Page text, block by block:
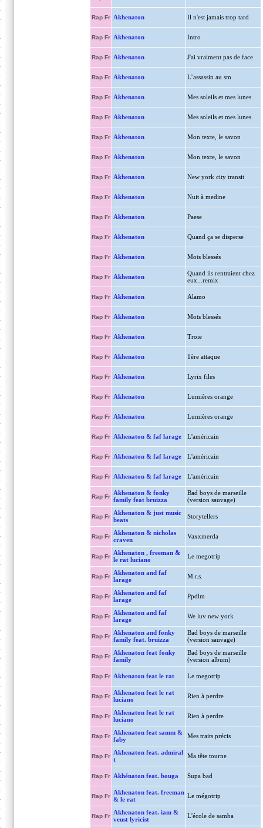
Rap Fr Akhenaton Il n'est jamais trop tard
Rap Fr Akhenaton Intro
Rap Fr Akhenaton J'ai vraiment pas de face
Rap Fr Akhenaton L’assassin au sm
Rap Fr Akhenaton Mes soleils et mes lunes
Rap Fr Akhenaton Mes soleils et mes lunes
Rap Fr Akhenaton Mon texte, le savon
Rap Fr Akhenaton Mon texte, le savon
Rap Fr Akhenaton New york city transit
Rap Fr Akhenaton Nuit à medine
Rap Fr Akhenaton Paese
Rap Fr Akhenaton Quand ça se disperse
Rap Fr Akhenaton Mots blessés
Rap Fr Akhenaton
Quand ils rentraient chez
eux...remix
Rap Fr Akhenaton Alamo
Rap Fr Akhenaton Mots blessés
Rap Fr Akhenaton Troie
Rap Fr Akhenaton 1ère attaque
Rap Fr Akhenaton Lyrix files
Rap Fr Akhenaton Lumières orange
Rap Fr Akhenaton Lumières orange
Rap Fr Akhenaton & faf larage L'américain
Rap Fr Akhenaton & faf larage L'américain
Rap Fr Akhenaton & faf larage L'américain
Rap Fr
Akhenaton & fonky
family feat bruizza
Bad boys de marseille
(version sauvage)
Rap Fr
Akhenaton & just music
beats
Storytellers
Rap Fr
Akhenaton & nicholas
craven
Vaxxmerda
Rap Fr
Akhenaton , freeman &
le rat luciano
Le megotrip
Rap Fr
Akhenaton and faf
larage
M.r.s.
Rap Fr
Akhenaton and faf
larage
Ppdlm
Rap Fr
Akhenaton and faf
larage
We luv new york
Rap Fr
Akhenaton and fonky
family feat. bruizza
Bad boys de marseille
(version sauvage)
Rap Fr
Akhenaton feat fonky
family
Bad boys de marseille
(version album)
Rap Fr Akhenaton feat le rat Le megotrip
Rap Fr
Akhenaton feat le rat
luciano
Rien à perdre
Rap Fr
Akhenaton feat le rat
luciano
Rien à perdre
Rap Fr
Akhenaton feat samm &
faby
Mes traits précis
Rap Fr
Akhenaton feat. admiral
t
Ma tête tourne
Rap Fr Akhénaton feat. bouga Supa bad
Rap Fr
Akhenaton feat. freeman
& le rat
Le mégotrip
Rap Fr
Akhenaton feat. iam &
veust lyricist
L'école de samba